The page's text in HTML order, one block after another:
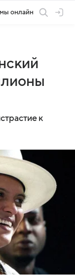
онлайн
к